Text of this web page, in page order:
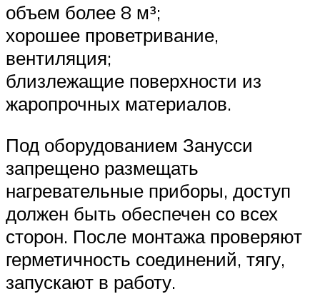
объем более 8 м³;
хорошее проветривание,
вентиляция;
близлежащие поверхности из
жаропрочных материалов.
Под оборудованием Занусси
запрещено размещать
нагревательные приборы, доступ
должен быть обеспечен со всех
сторон. После монтажа проверяют
герметичность соединений, тягу,
запускают в работу.